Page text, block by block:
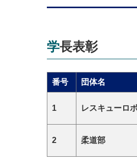
学⻑表彰
番号 団体名
1 レスキューロ
2 柔道部